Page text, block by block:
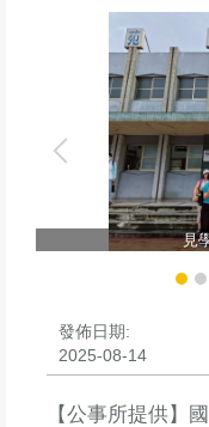
師生榮譽
見
發佈日期:
2025-08-14
【公事所提供】